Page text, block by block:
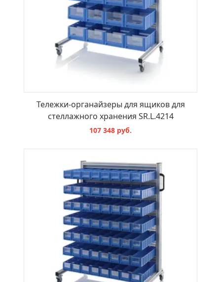
Тележки-органайзеры для ящиков для
стеллажного хранения SR.L.4214
107 348 руб.